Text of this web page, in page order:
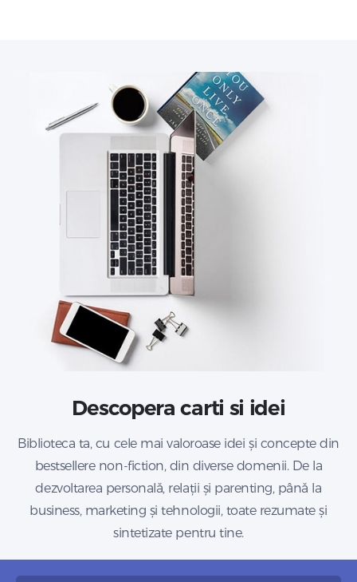
Descopera carti si idei
Biblioteca ta, cu cele mai valoroase idei și concepte din
bestsellere non-fiction, din diverse domenii. De la
dezvoltarea personală, relații și parenting, până la
business, marketing și tehnologii, toate rezumate și
sintetizate pentru tine.